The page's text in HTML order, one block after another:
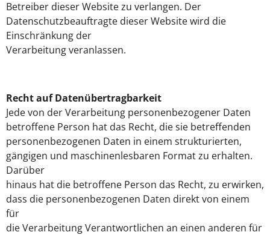
Betreiber dieser Website zu verlangen. Der
Datenschutzbeauftragte dieser Website wird die
Einschränkung der
Verarbeitung veranlassen.
Recht auf Datenübertragbarkeit
Jede von der Verarbeitung personenbezogener Daten
betroffene Person hat das Recht, die sie betreffenden
personenbezogenen Daten in einem strukturierten,
gängigen und maschinenlesbaren Format zu erhalten.
Darüber
hinaus hat die betroffene Person das Recht, zu erwirken,
dass die personenbezogenen Daten direkt von einem
für
die Verarbeitung Verantwortlichen an einen anderen für